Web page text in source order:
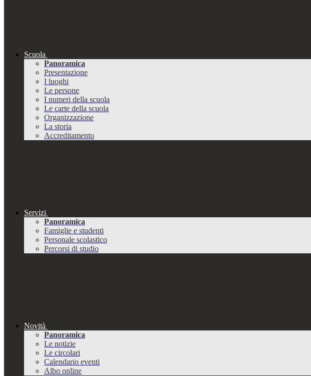
Scuola
Panoramica
Presentazione
I luoghi
Le persone
I numeri della scuola
Le carte della scuola
Organizzazione
La storia
Accreditamento
Servizi
Panoramica
Famiglie e studenti
Personale scolastico
Percorsi di studio
Novità
Panoramica
Le notizie
Le circolari
Calendario eventi
Albo online